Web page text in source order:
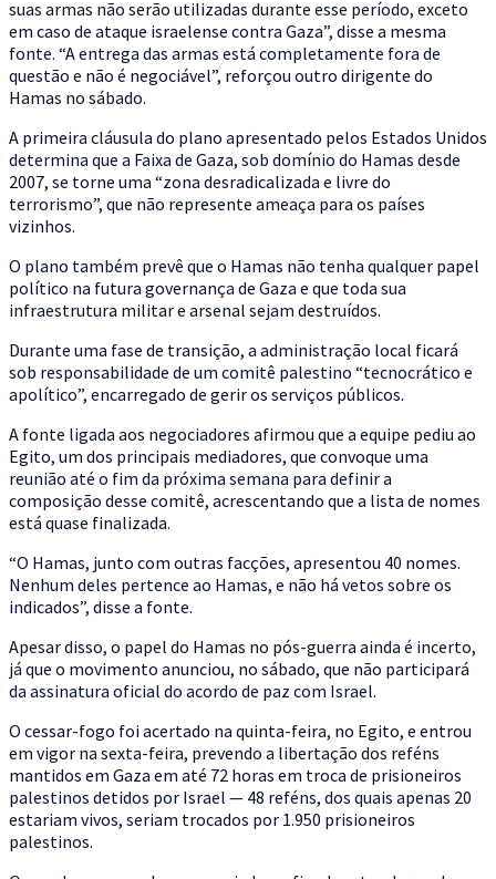
suas armas não serão utilizadas durante esse período, exceto
em caso de ataque israelense contra Gaza”, disse a mesma
fonte. “A entrega das armas está completamente fora de
questão e não é negociável”, reforçou outro dirigente do
Hamas no sábado.
A primeira cláusula do plano apresentado pelos Estados Unidos
determina que a Faixa de Gaza, sob domínio do Hamas desde
2007, se torne uma “zona desradicalizada e livre do
terrorismo”, que não represente ameaça para os países
vizinhos.
O plano também prevê que o Hamas não tenha qualquer papel
político na futura governança de Gaza e que toda sua
infraestrutura militar e arsenal sejam destruídos.
Durante uma fase de transição, a administração local ficará
sob responsabilidade de um comitê palestino “tecnocrático e
apolítico”, encarregado de gerir os serviços públicos.
A fonte ligada aos negociadores afirmou que a equipe pediu ao
Egito, um dos principais mediadores, que convoque uma
reunião até o fim da próxima semana para definir a
composição desse comitê, acrescentando que a lista de nomes
está quase finalizada.
“O Hamas, junto com outras facções, apresentou 40 nomes.
Nenhum deles pertence ao Hamas, e não há vetos sobre os
indicados”, disse a fonte.
Apesar disso, o papel do Hamas no pós-guerra ainda é incerto,
já que o movimento anunciou, no sábado, que não participará
da assinatura oficial do acordo de paz com Israel.
O cessar-fogo foi acertado na quinta-feira, no Egito, e entrou
em vigor na sexta-feira, prevendo a libertação dos reféns
mantidos em Gaza em até 72 horas em troca de prisioneiros
palestinos detidos por Israel — 48 reféns, dos quais apenas 20
estariam vivos, seriam trocados por 1.950 prisioneiros
palestinos.